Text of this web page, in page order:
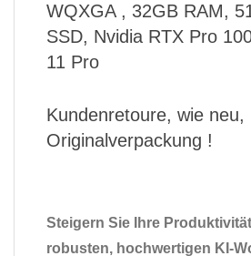
WQXGA , 32GB RAM,
SSD, Nvidia RTX Pro
11 Pro
Kundenretoure, wie neu,
Originalverpackung !
Steigern Sie Ihre
robusten, hochwertigen KI-